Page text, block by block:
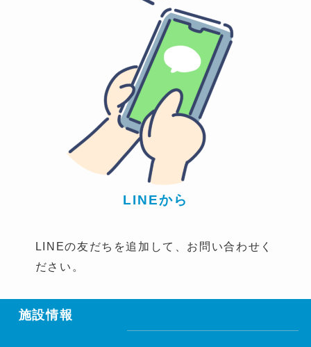
LINEから
LINEの友だちを追加して、お問い合わせく
ださい。
施設情報